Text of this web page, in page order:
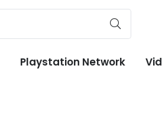
Playstation Network